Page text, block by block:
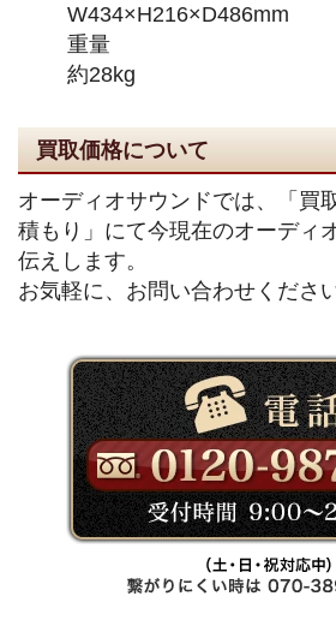
W434×H216×D486mm
重量
約28kg
買取価格について
オーディオサウンドでは、「買
積もり」にて今現在のオーディ
伝えします。
お気軽に、お問い合わせください